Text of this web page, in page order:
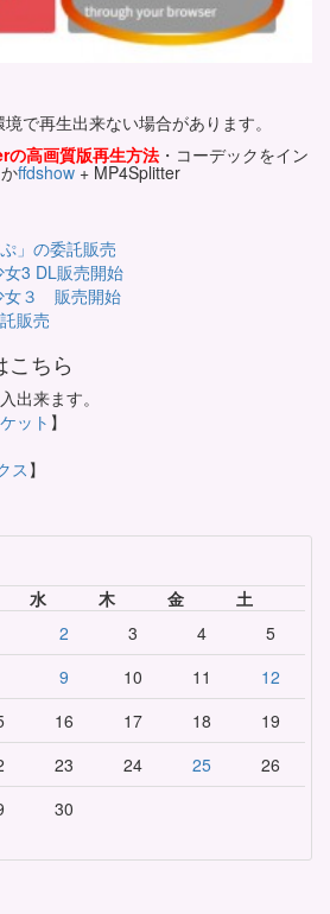
で再生出来ない場合があります。
高画質版再生方法 ・コーデックをイン
かffdshow + MP4Splitter
」の委託販売
3 DL販売開始
女３ 販売開始
販売
こちら
出来ます。
ット 】
ス 】
水 木 金
土
2 3 4
5
9 10 11
12
16 17 18
19
23 24 25
26
30